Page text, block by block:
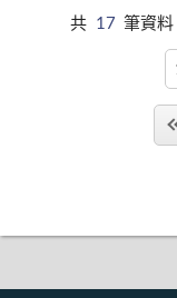
共 17 筆資料